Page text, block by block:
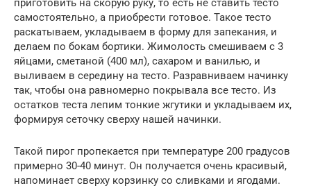
приготовить на скорую руку, то есть не ставить тесто
самостоятельно, а приобрести готовое. Такое тесто
раскатываем, укладываем в форму для запекания, и
делаем по бокам бортики. Жимолость смешиваем с 3
яйцами, сметаной (400 мл), сахаром и ванилью, и
выливаем в середину на тесто. Разравниваем начинку
так, чтобы она равномерно покрывала все тесто. Из
остатков теста лепим тонкие жгутики и укладываем их,
формируя сеточку сверху нашей начинки.
Такой пирог пропекается при температуре 200 градусов
примерно 30-40 минут. Он получается очень красивый,
напоминает сверху корзинку со сливками и ягодами.